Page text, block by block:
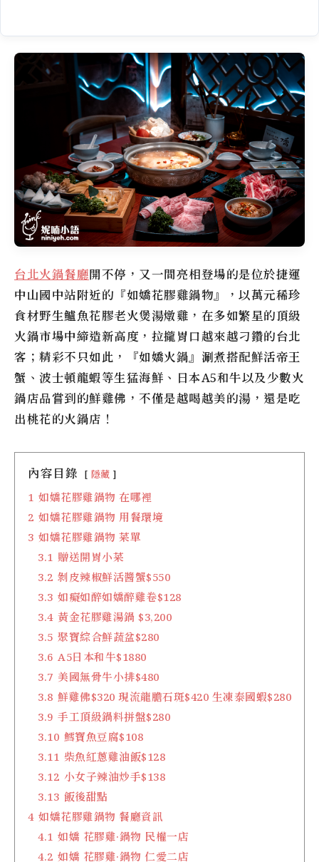
台北火鍋餐廳開不停，又一間亮相登場的是位於捷運
中山國中站附近的『如嬌花膠雞鍋物』，以萬元稀珍
食材野生鱸魚花膠老火煲湯燉雞，在多如繁星的頂級
火鍋市場中締造新高度，拉攏胃口越來越刁鑽的台北
客；精彩不只如此，『如嬌火鍋』涮煮搭配鮮活帝王
蟹、波士頓龍蝦等生猛海鮮、日本A5和牛以及少數火
鍋店品嘗到的鮮雞佛，不僅是越喝越美的湯，還是吃
出桃花的火鍋店！
內容目錄 隱藏
1 如嬌花膠雞鍋物 在哪裡
2 如嬌花膠雞鍋物 用餐環境
3 如嬌花膠雞鍋物 菜單
3.1 贈送開胃小菜
3.2 剝皮辣椒鮮活醬蟹$550
3.3 如癡如醉如嬌醉雞卷$128
3.4 黃金花膠雞湯鍋 $3,200
3.5 聚寶綜合鮮蔬盆$280
3.6 A5日本和牛$1880
3.7 美國無骨牛小排$480
3.8 鮮雞佛$320 現流龍膽石斑$420 生凍泰國蝦$280
3.9 手工頂級鍋料拼盤$280
3.10 鱈寶魚豆腐$108
3.11 柴魚紅蔥雞油飯$128
3.12 小女子辣油炒手$138
3.13 飯後甜點
4 如嬌花膠雞鍋物 餐廳資訊
4.1 如嬌 花膠雞·鍋物 民權一店
4.2 如嬌 花膠雞·鍋物 仁愛二店